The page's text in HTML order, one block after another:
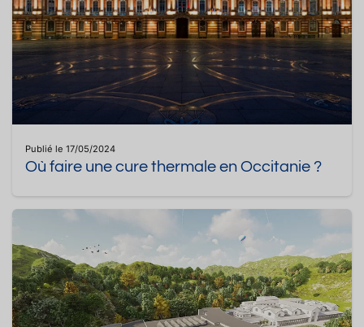
Publié le 17/05/2024
Où faire une cure thermale en Occitanie ?